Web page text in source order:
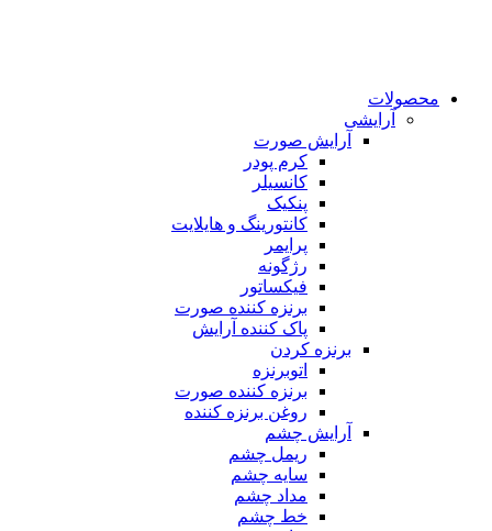
محصولات
آرایشی
آرایش صورت
کرم پودر
کانسیلر
پنکیک
کانتورینگ و هایلایت
پرایمر
رژگونه
فیکساتور
برنزه کننده صورت
پاک کننده آرایش
برنزه کردن
اتوبرنزه
برنزه کننده صورت
روغن برنزه کننده
آرایش چشم
ریمل چشم
سایه چشم
مداد چشم
خط چشم